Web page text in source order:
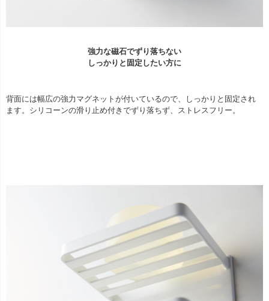
強力な磁石でずり落ちない
しっかりと固定したい方に
背面には幅広の強力マグネットが付いているので、しっかりと固定され
ます。シリコーンの滑り止め付きでずり落ちず、ストレスフリー。